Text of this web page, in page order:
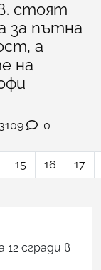
стоят
за пътна
а
на
3109 0
15 16 17
сгради в